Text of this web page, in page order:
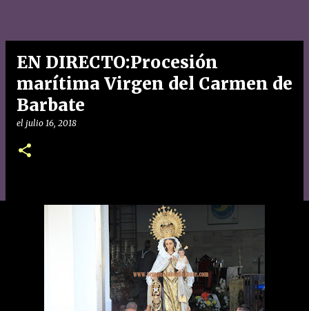
EN DIRECTO:Procesión
marítima Virgen del Carmen de
Barbate
el julio 16, 2018